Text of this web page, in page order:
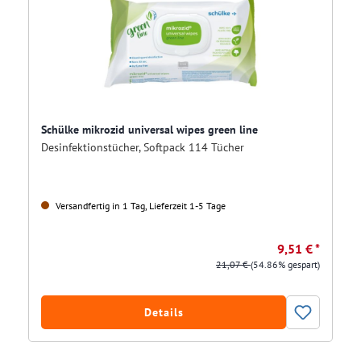
Schülke mikrozid universal wipes green line
Desinfektionstücher, Softpack 114 Tücher
Versandfertig in 1 Tag, Lieferzeit 1-5 Tage
9,51 € *
21,07 €(54.86% gespart)
Details